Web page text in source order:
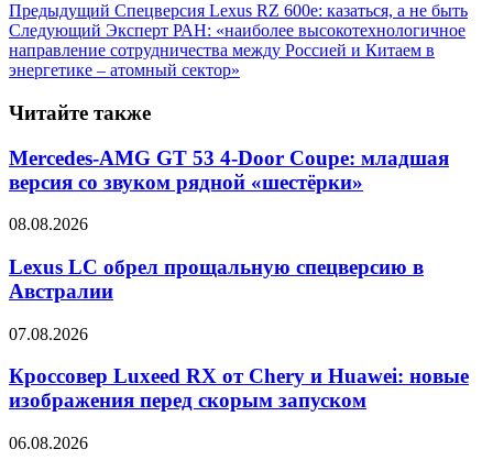
Предыдущий Спецверсия Lexus RZ 600e: казаться, а не быть
Следующий Эксперт РАН: «наиболее высокотехнологичное
направление сотрудничества между Россией и Китаем в
энергетике – атомный сектор»
Читайте также
Mercedes-AMG GT 53 4-Door Coupe: младшая
версия со звуком рядной «шестёрки»
08.08.2026
Lexus LC обрел прощальную спецверсию в
Австралии
07.08.2026
Кроссовер Luxeed RX от Chery и Huawei: новые
изображения перед скорым запуском
06.08.2026